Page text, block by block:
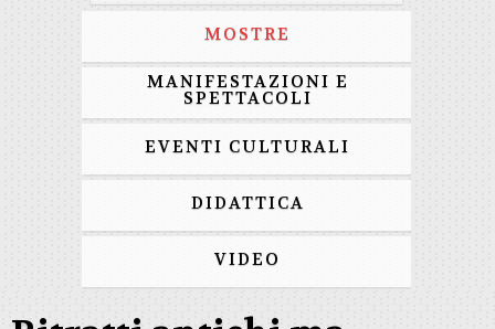
MOSTRE
MANIFESTAZIONI E
SPETTACOLI
EVENTI CULTURALI
DIDATTICA
VIDEO